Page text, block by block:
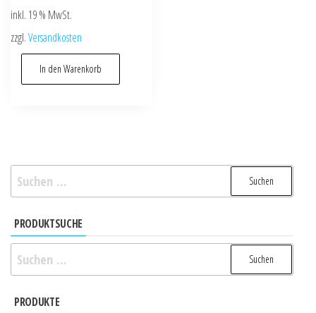
inkl. 19 % MwSt.
zzgl.Versandkosten
In den Warenkorb
Suchen
nach:
PRODUKTSUCHE
Suchen
nach:
PRODUKTE